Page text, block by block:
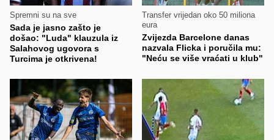
Spremni su na sve
Sada je jasno zašto je
došao: "Luda" klauzula iz
Salahovog ugovora s
Turcima je otkrivena!
Transfer vrijedan oko 50 miliona
eura
Zvijezda Barcelone danas
nazvala Flicka i poručila mu:
"Neću se više vraćati u klub"